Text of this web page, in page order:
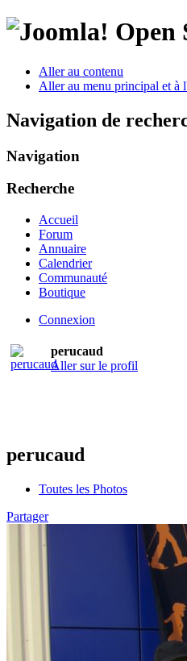
Open
Aller au contenu
Aller au menu principal et à
Navigation de
Navigation
Recherche
Accueil
Forum
Annuaire
Calendrier
Communauté
Boutique
Connexion
perucaud
Aller sur le profil
perucaud
Toutes les Photos
Partager